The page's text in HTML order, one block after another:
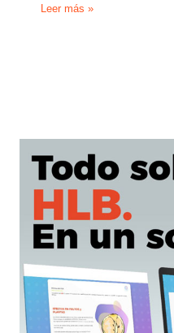
Alizza:
al
mercado
sudafricano
Leer más »